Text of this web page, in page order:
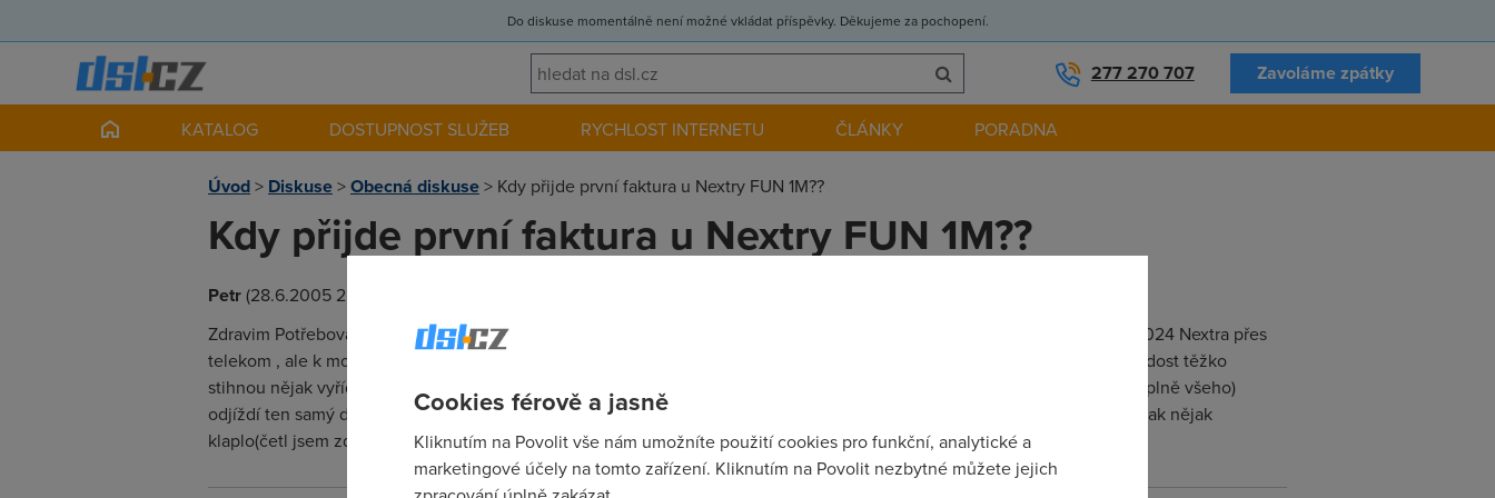
Do diskuse momentálně není možné vkládat příspěvky. Děkujeme za pochopení.
277 270 707 Zavoláme zpátky
KATALOG DOSTUPNOST SLUŽEB RYCHLOST INTERNETU ČLÁNKY PORADNA
Úvod> Diskuse>Obecná diskuse> Kdy přijde první faktura u Nextry FUN 1M??
Kdy přijde první faktura u Nextry FUN 1M??
Petr(28.6.2005 22:49:50)
Zdravim Potřeboval bych nutně vědět kdy přijde první faktura,sem v pekelný situaci. Vybral jsem si ,,konečně,, připojení 1024 Nextra přes
telekom , ale k mojí smůle sestra (na kterou chci hodit daň - živnosťák) odjíždí na dovolenou na 2 týdny od soboty a to už dost těžko
stihnou nějak vyřídit... Sestřička u toho musí do zajista být(kvůli podpisu),že? Zároveň rodiče (vlastníci připojky a vlastně úplně všeho)
odjíždí ten samý den na týden... Holt sem to dost prokaučoval.. ;( Kdy bysem si teda měl dát ,,přihlášku,, na Nextru,aby to tak nějak
klaplo(četl jsem zde že to telekom zdržuje a že je to dsot relativní)?
Cookies férově a jasně
Kliknutím na Povolit vše nám umožníte použití cookies pro funkční, analytické a
marketingové účely na tomto zařízení. Kliknutím na Povolit nezbytné můžete jejich